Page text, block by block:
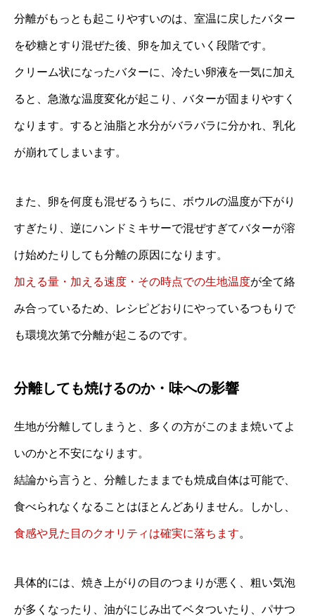
分離がもっとも起こりやすいのは、室温に戻したバター
を砂糖とすり混ぜた後、卵を加えていく段階です。
クリーム状になったバターに、冷たい卵液を一気に加え
ると、急激な温度変化が起こり、バターが固まりやすく
なります。すると油脂と水分がバラバラに分かれ、乳化
が崩れてしまいます。
また、卵を何度も混ぜるうちに、ボウルの温度が下がり
すぎたり、逆にハンドミキサーで混ぜすぎてバターが溶
け始めたりしても分離の原因になります。
加える量・加える速度・その時点での生地温度が全て絡
み合っているため、レシピどおりにやっているつもりで
も環境次第で分離が起こるのです。
分離しても焼けるのか・味への影響
生地が分離してしまうと、多くの方がこのまま焼いてよ
いのかと不安になります。
結論から言うと、分離したままでも焼成自体は可能で、
食べられなくなることはほとんどありません。しかし、
食感や見た目のクオリティは確実に落ちます。
具体的には、焼き上がりの目のつまりが悪く、粗い気泡
が多くなったり、油がにじみ出てベタついたり、パサつ